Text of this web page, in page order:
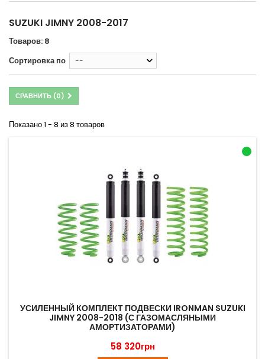
SUZUKI JIMNY 2008-2017
Товаров: 8
Сортировка по
--
СРАВНИТЬ (0)
Показано 1 - 8 из 8 товаров
УСИЛЕННЫЙ КОМПЛЕКТ ПОДВЕСКИ IRONMAN SUZUKI
JIMNY 2008-2018 (С ГАЗОМАСЛЯНЫМИ
АМОРТИЗАТОРАМИ)
58 320грн